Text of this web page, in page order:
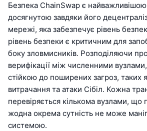
Безпека ChainSwap є
досягнутою завдяки його
мережі, яка забезпечує рівень
рівень безпеки є критичним для
боку зловмисників. Розподіляючи
верифікації між численними
стійкою до поширених загроз, таких
витрачання та атаки Сібіл. Кожна
перевіряється кількома вузлами, що
жодна окрема сутність не може
системою.